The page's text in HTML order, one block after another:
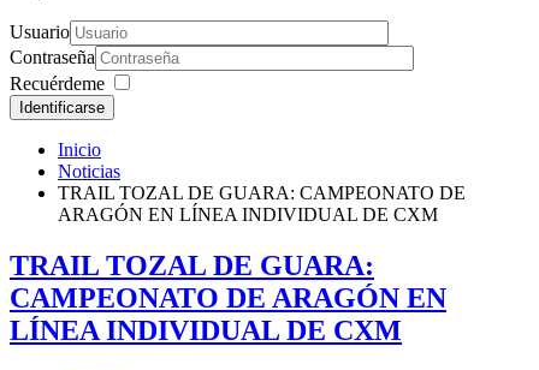
Usuario
Contraseña
Recuérdeme
Identificarse
Inicio
Noticias
TRAIL TOZAL DE GUARA: CAMPEONATO DE
ARAGÓN EN LÍNEA INDIVIDUAL DE CXM
TRAIL TOZAL DE GUARA:
CAMPEONATO DE ARAGÓN EN
LÍNEA INDIVIDUAL DE CXM